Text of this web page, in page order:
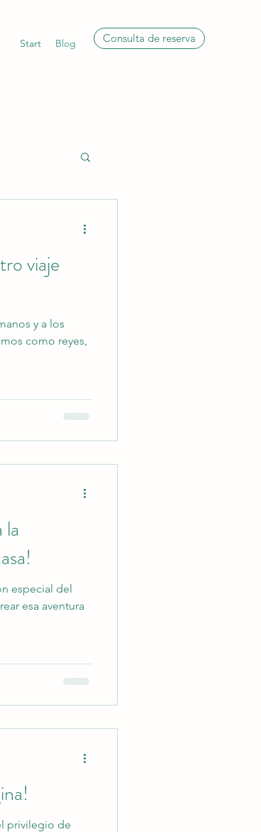
Start Blog Consulta de reserva
viaje
y a los
como reyes,
especial del
esa aventura
privilegio de